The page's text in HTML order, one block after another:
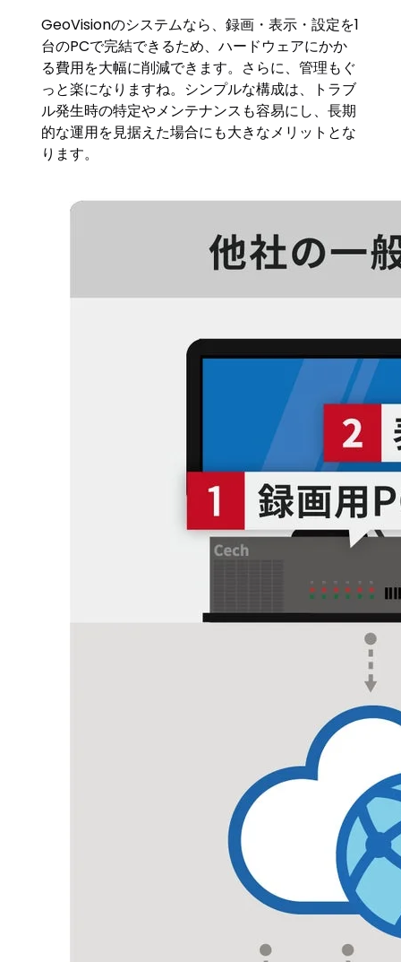
GeoVisionのシステムなら、録画・表示・設定を1
台のPCで完結できるため、ハードウェアにかか
る費用を大幅に削減できます。さらに、管理もぐ
っと楽になりますね。シンプルな構成は、トラブ
ル発生時の特定やメンテナンスも容易にし、長期
的な運用を見据えた場合にも大きなメリットとな
ります。